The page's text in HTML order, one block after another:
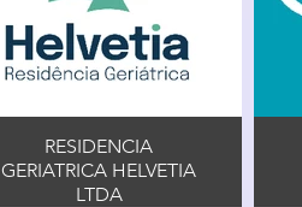
RESIDENCIA
GERIATRICA HELVETIA
LTDA